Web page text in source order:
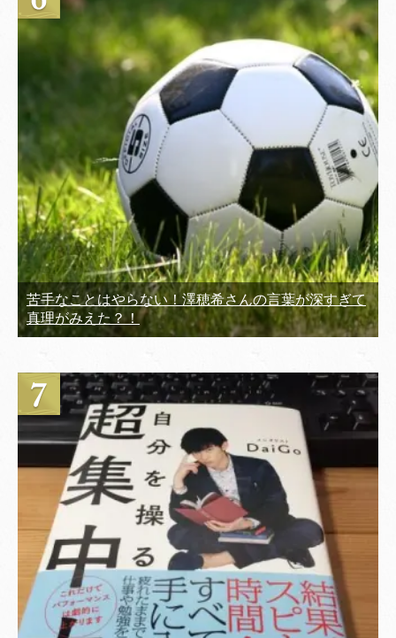
苦手なことはやらない！澤穂希さんの言葉が深すぎて
真理がみえた？！